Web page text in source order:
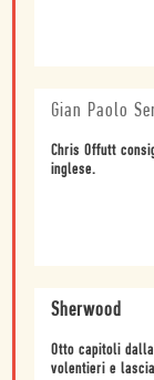
Gian Paolo
Chris Offutt
inglese.
Sherwood
Otto capitoli
volentieri e